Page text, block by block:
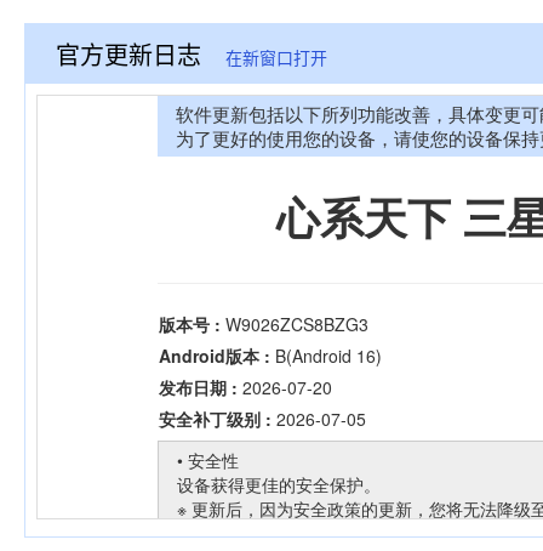
官方更新日志 在新窗口打开